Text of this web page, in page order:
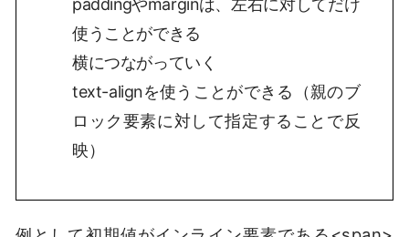
paddingやmarginは、左右に対してだけ
使うことができる
横につながっていく
text-alignを使うことができる（親のブ
ロック要素に対して指定することで反
映）